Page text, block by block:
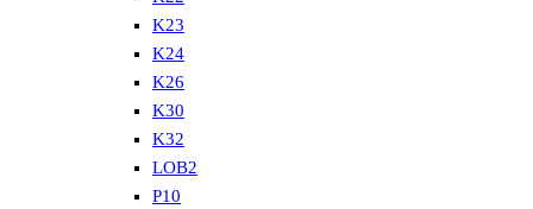
K23
K24
K26
K30
K32
LOB2
P10